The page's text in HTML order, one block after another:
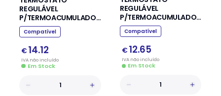
REGULÁVEL
P/TERMOACUMULADOR
(Ø6 X 450MM)
Compatível
€ 14.12
IVA nãoincluído
Em Stock
REGULÁVEL
P/TERMOACUMULADOR
(Ø6 X 270MM)
Compatível
€ 12.65
IVA nãoincluído
Em Stock